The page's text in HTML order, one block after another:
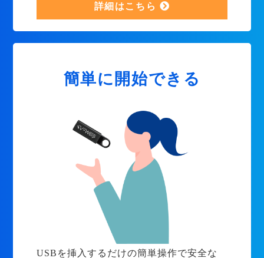
詳細はこちら
簡単に開始できる
USBを挿入するだけの簡単操作で安全な